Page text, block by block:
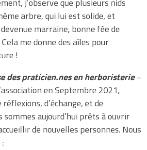
j’observe que plusieurs nids
arbre, qui lui est solide, et
marraine, bonne fée de
me donne des aîles pour
!
des praticien.nes en herboristerie–
en Septembre 2021,
d’échange, et de
sommes aujourd’hui prêts à ouvrir
de nouvelles personnes. Nous